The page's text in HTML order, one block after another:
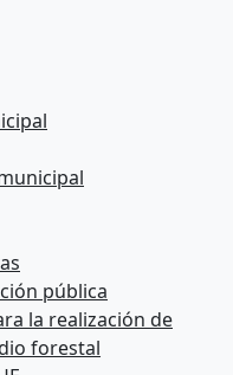
pública
la realización de
forestal